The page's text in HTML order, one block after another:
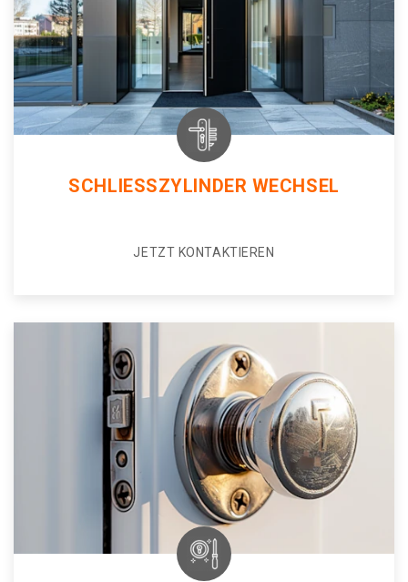
SCHLIESSZYLINDER WECHSEL
JETZT KONTAKTIEREN